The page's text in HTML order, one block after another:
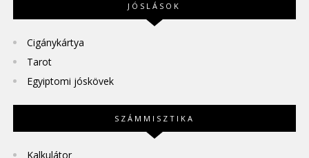
JÓSLÁSOK
Cigánykártya
Tarot
Egyiptomi jóskövek
SZÁMMISZTIKA
Kalkulátor